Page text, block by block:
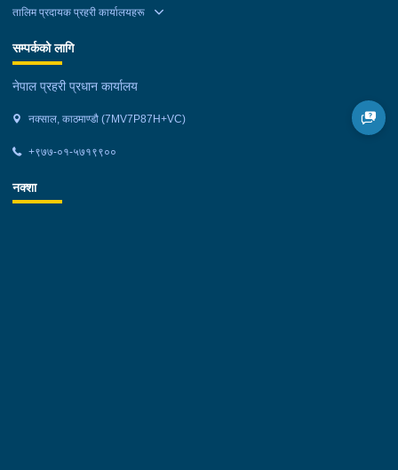
तालिम प्रदायक प्रहरी कार्यालयहरू
सम्पर्कको लागि
नेपाल प्रहरी प्रधान कार्यालय
नक्साल, काठमाण्डौ (7MV7P87H+VC)
+९७७-०१-५७१९९००
नक्शा